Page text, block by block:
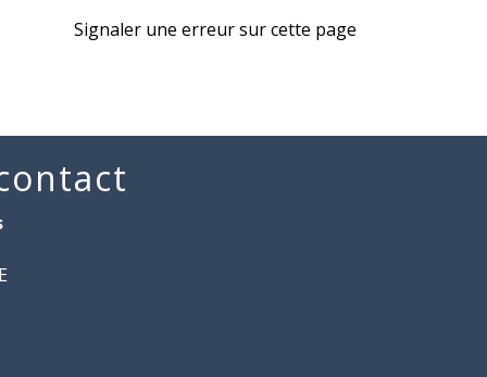
Signaler une erreur sur cette page